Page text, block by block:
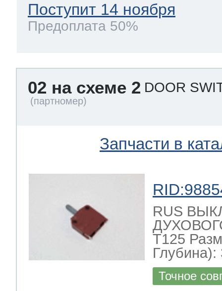
Поступит 14 ноября
Предоплата 50%
02 на схеме 2 DOOR
Запчасти в
RUS
T125
Глубина):
Точное